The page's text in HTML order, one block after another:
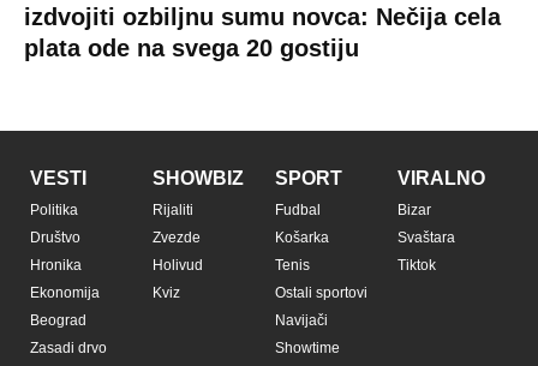
izdvojiti ozbiljnu sumu novca: Nečija cela
plata ode na svega 20 gostiju
VESTI
Politika
Društvo
Hronika
Ekonomija
Beograd
Zasadi drvo
SHOWBIZ
Rijaliti
Zvezde
Holivud
Kviz
SPORT
Fudbal
Košarka
Tenis
Ostali sportovi
Navijači
Showtime
VIRALNO
Bizar
Svaštara
Tiktok